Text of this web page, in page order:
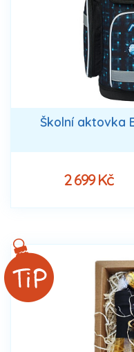
Školní aktovka
2 699 Kč